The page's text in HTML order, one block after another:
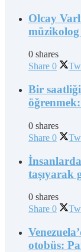
Olcay
0 shares
Share 0
Bir
0 shares
Share 0
taşıyarak
0 shares
Share 0
otobüs: